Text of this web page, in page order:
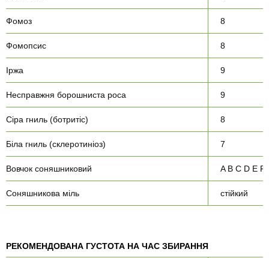
Фомоз 8
Фомопсис 8
Іржа 9
Несправжня борошниста роса 9
Сіра гниль (ботритіс) 8
Біла гниль (склеротиніоз) 7
Вовчок соняшниковий A B C D E F
Соняшникова міль стійкий
РЕКОМЕНДОВАНА ГУСТОТА НА ЧАС ЗБИРАННЯ